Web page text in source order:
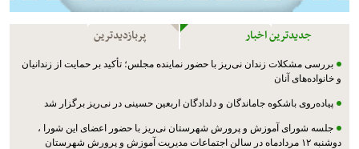
جدیدترین اخبار پربازدیدترین
بررسی مشکلات زندان نی‌ریز با حضور نماینده مجلس؛ تأکید بر حمایت از زندانیان
و خانواده‌های آنان
پیاده‌روی باشکوه جاماندگان و دلدادگان اربعین حسینی در نی‌ریز برگزار شد
جلسه شورای آموزش و پرورش شهرستان نی‌ریز با حضور اعضای این شورا ،
دوشنبه ۱۲ مردادماه در سالن اجتماعات مدیریت آموزش و پرورش شهرستان